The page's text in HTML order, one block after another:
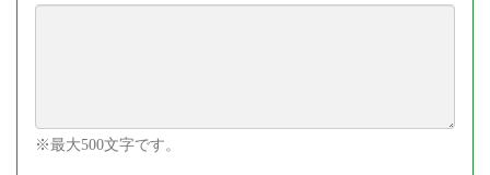
※最大500文字です。